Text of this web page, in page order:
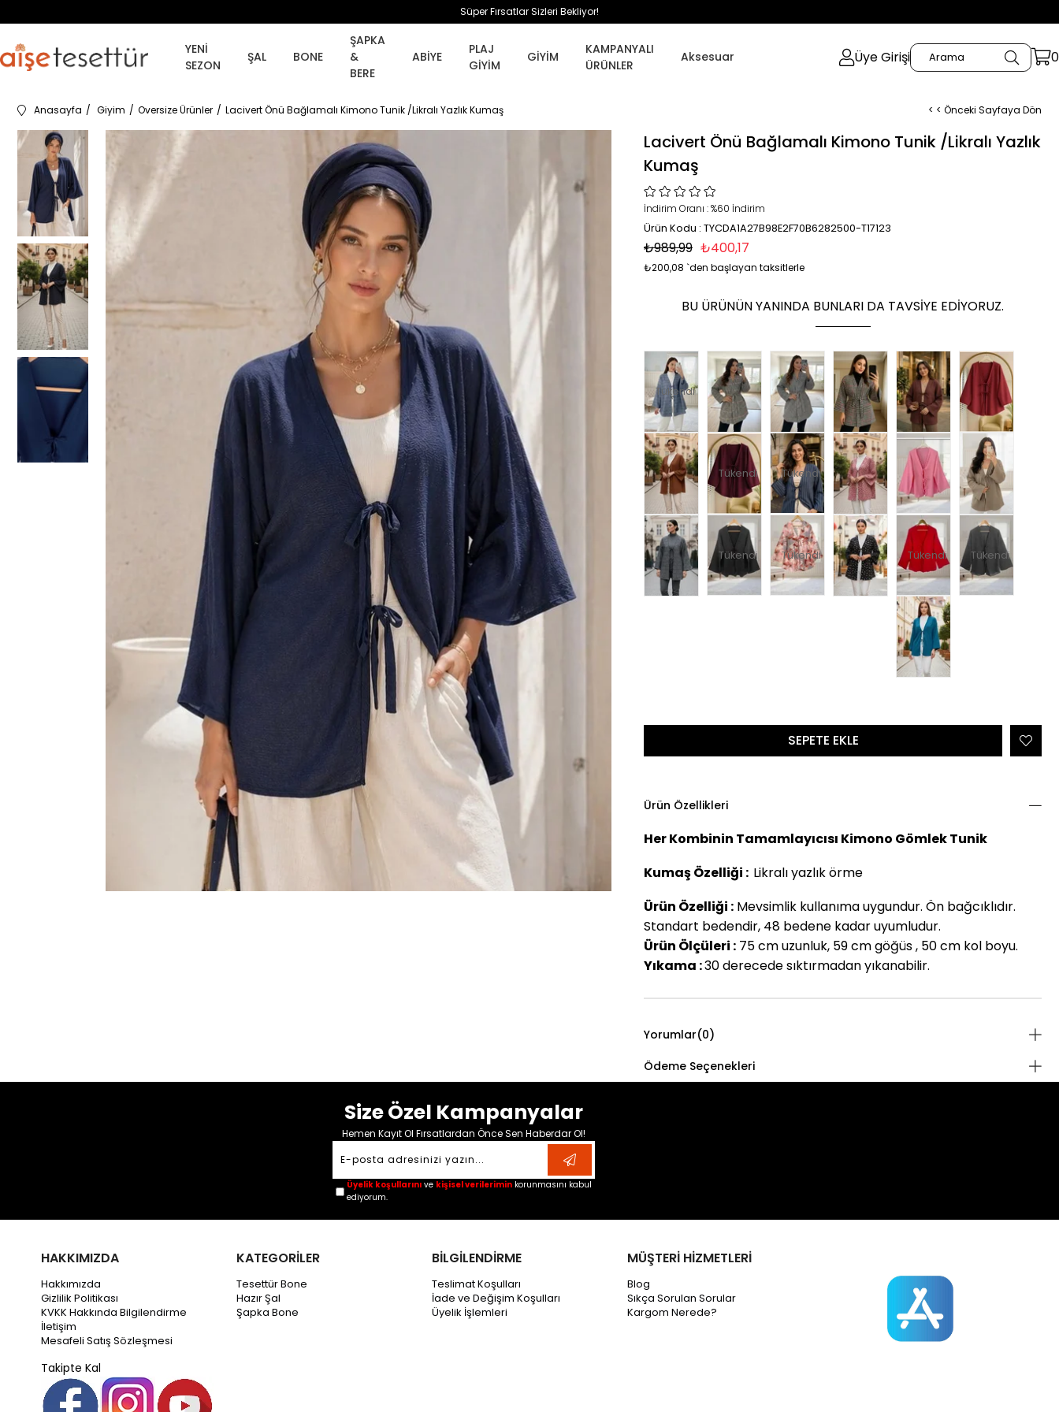
Süper Fırsatlar Sizleri Bekliyor!
YENİ
SEZON
ŞAL BONE
ŞAPKA
&
BERE
ABİYE
PLAJ
GİYİM
GİYİM
KAMPANYALI
ÜRÜNLER
Aksesuar Üye Girişi 0
Anasayfa Giyim Oversize Ürünler Lacivert Önü Bağlamalı Kimono Tunik /Likralı Yazlık Kumaş < < Önceki Sayfaya Dön
Lacivert Önü Bağlamalı Kimono Tunik /Likralı Yazlık
Kumaş
İndirim Oranı :%60 İndirim
Ürün Kodu : TYCDA1A27B98E2F70B6282500-T17123
₺989,99 ₺400,17
₺200,08 `den başlayan taksitlerle
BU ÜRÜNÜN YANINDA BUNLARI DA TAVSIYE EDIYORUZ.
Tükendi
Tükendi Tükendi
Tükendi Tükendi Tükendi Tükendi
Ürün Özellikleri
Her Kombinin Tamamlayıcısı Kimono Gömlek Tunik
Kumaş Özelliği : Likralı yazlık örme
Ürün Özelliği : Mevsimlik kullanıma uygundur. Ön bağcıklıdır.
Standart bedendir, 48 bedene kadar uyumludur.
Ürün Ölçüleri : 75 cm uzunluk, 59 cm göğüs , 50 cm kol boyu.
Yıkama :30 derecede sıktırmadan yıkanabilir.
Yorumlar(0)
Ödeme Seçenekleri
Size Özel Kampanyalar
Hemen Kayıt Ol Fırsatlardan Önce Sen Haberdar Ol!
Üyelik koşullarını ve kişisel verilerimin korunmasını kabul
ediyorum.
HAKKIMIZDA
Hakkımızda
Gizlilik Politikası
KVKK Hakkında Bilgilendirme
İletişim
Mesafeli Satış Sözleşmesi
Takipte Kal
KATEGORİLER
Tesettür Bone
Hazır Şal
Şapka Bone
BİLGİLENDİRME
Teslimat Koşulları
İade ve Değişim Koşulları
Üyelik İşlemleri
MÜŞTERİ HİZMETLERİ
Blog
Sıkça Sorulan Sorular
Kargom Nerede?